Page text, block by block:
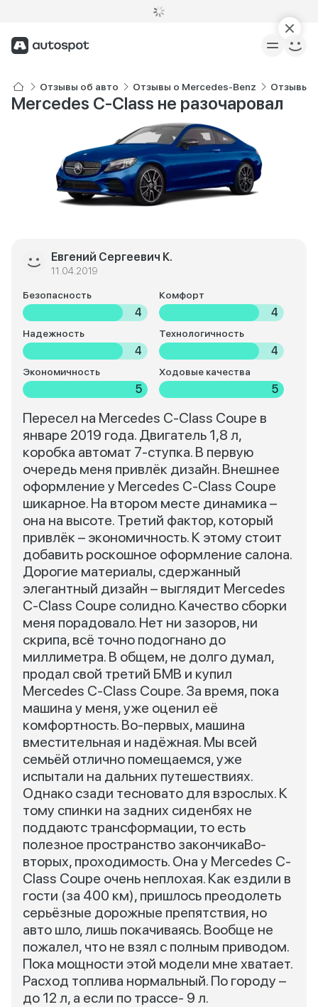
Отзывы об авто Отзывы о Mercedes-Benz Отзывы
Mercedes C-Class не разочаровал
Евгений Сергеевич К.
11.04.2019
Безопасность
4
Комфорт
4
Надежность
4
Технологичность
4
Экономичность
5
Ходовые качества
5
Пересел на Mercedes C-Class Coupe в
январе 2019 года. Двигатель 1,8 л,
коробка автомат 7-ступка. В первую
очередь меня привлёк дизайн. Внешнее
оформление у Mercedes C-Class Coupe
шикарное. На втором месте динамика –
она на высоте. Третий фактор, который
привлёк – экономичность. К этому стоит
добавить роскошное оформление салона.
Дорогие материалы, сдержанный
элегантный дизайн – выглядит Mercedes
C-Class Coupe солидно. Качество сборки
меня порадовало. Нет ни зазоров, ни
скрипа, всё точно подогнано до
миллиметра. В общем, не долго думал,
продал свой третий БМВ и купил
Mercedes C-Class Coupe. За время, пока
машина у меня, уже оценил её
комфортность. Во-первых, машина
вместительная и надёжная. Мы всей
семьёй отлично помещаемся, уже
испытали на дальних путешествиях.
Однако сзади тесновато для взрослых. К
тому спинки на задних сиденбях не
поддаютс трансформации, то есть
полезное пространство закончикаВо-
вторых, проходимость. Она у Mercedes C-
Class Coupe очень неплохая. Как ездили в
гости (за 400 км), пришлось преодолеть
серьёзные дорожные препятствия, но
авто шло, лишь покачиваясь. Вообще не
пожалел, что не взял с полным приводом.
Пока мощности этой модели мне хватает.
Расход топлива нормальный. По городу –
до 12 л, а если по трассе- 9 л.